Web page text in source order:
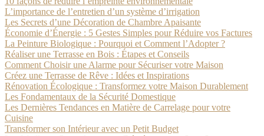
L’importance de l’entretien d’un système d’irrigation
Les Secrets d’une Décoration de Chambre Apaisante
Économie d’Énergie : 5 Gestes Simples pour Réduire vos Factures
La Peinture Biologique : Pourquoi et Comment l’Adopter ?
Réaliser une Terrasse en Bois : Étapes et Conseils
Comment Choisir une Alarme pour Sécuriser votre Maison
Créez une Terrasse de Rêve : Idées et Inspirations
Rénovation Écologique : Transformez votre Maison Durablement
Les Fondamentaux de la Sécurité Domestique
Les Dernières Tendances en Matière de Carrelage pour votre
Cuisine
Transformer son Intérieur avec un Petit Budget